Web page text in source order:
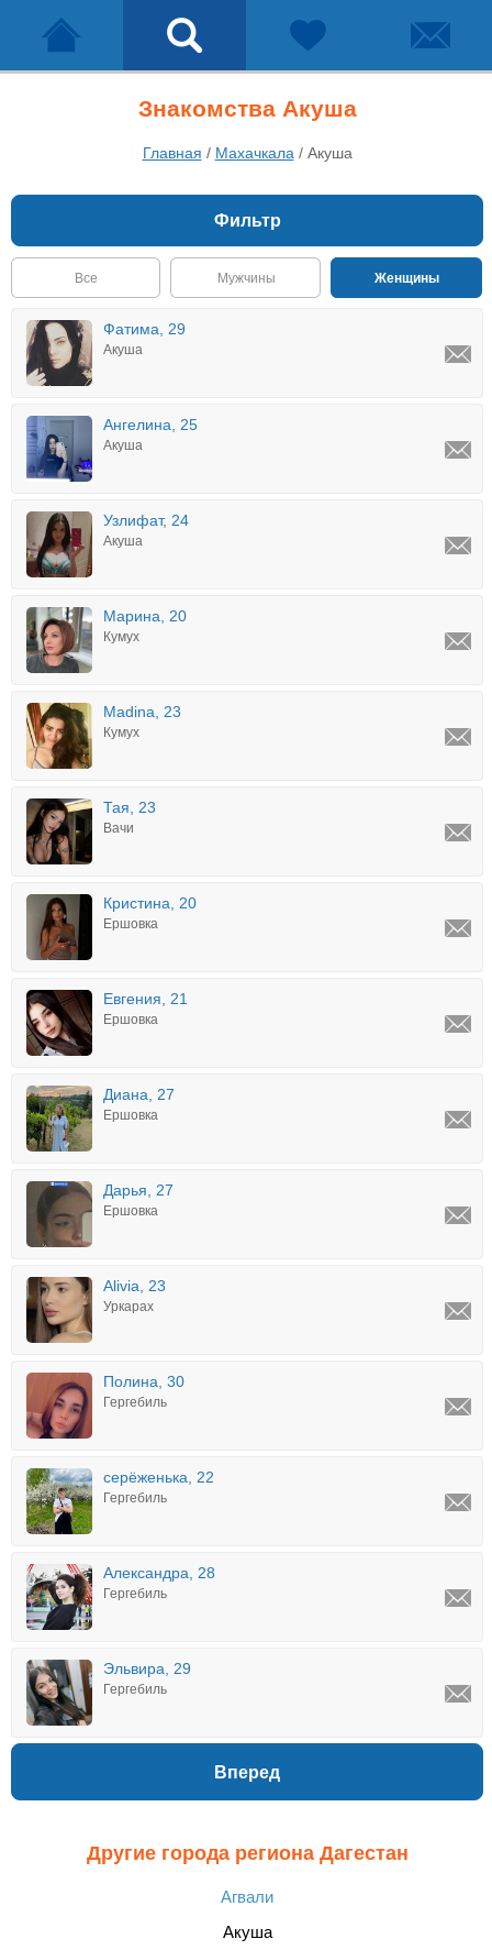
Знакомства Акуша
Главная / Махачкала / Акуша
Фильтр
Все Мужчины Женщины
Фатима, 29
Акуша
Ангелина, 25
Акуша
Узлифат, 24
Акуша
Марина, 20
Кумух
Madina, 23
Кумух
Тая, 23
Вачи
Кристина, 20
Ершовка
Евгения, 21
Ершовка
Диана, 27
Ершовка
Дарья, 27
Ершовка
Alivia, 23
Уркарах
Полина, 30
Гергебиль
серёженька, 22
Гергебиль
Александра, 28
Гергебиль
Эльвира, 29
Гергебиль
Вперед
Другие города региона Дагестан
Агвали
Акуша